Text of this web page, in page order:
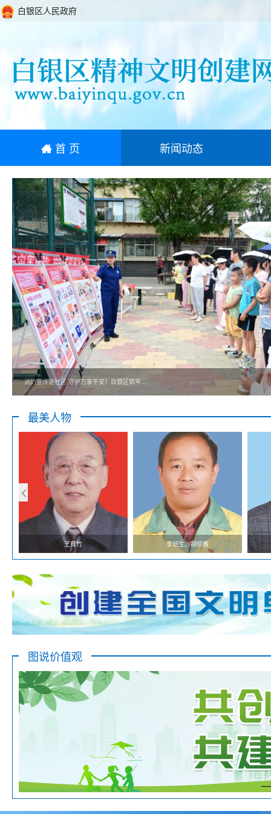
白银区人民政府
首 页 新闻动态
消防宣传进社区 守护万家平安！白银区筑牢...
最美人物
王育竹 李培生、胡晓春
白银区开展“德耀白银 善行致远”模范人物... 文润乡
图说价值观